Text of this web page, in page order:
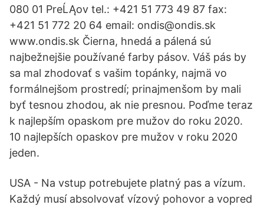
080 01 PreĹĄov tel.: +421 51 773 49 87 fax:
+421 51 772 20 64 email: ondis@ondis.sk
www.ondis.sk Čierna, hnedá a pálená sú
najbežnejšie používané farby pásov. Váš pás by
sa mal zhodovať s vašim topánky, najmä vo
formálnejšom prostredí; prinajmenšom by mali
byť tesnou zhodou, ak nie presnou. Poďme teraz
k najlepším opaskom pre mužov do roku 2020.
10 najlepších opaskov pre mužov v roku 2020
jeden.
USA - Na vstup potrebujete platný pas a vízum.
Každý musí absolvovať vízový pohovor a vopred